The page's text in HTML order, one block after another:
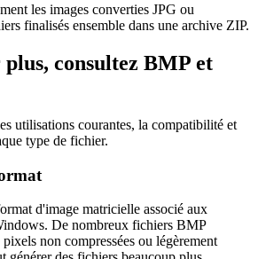
les images converties JPG ou
finalisés ensemble dans une archive ZIP.
consultez BMP et
utilisations courantes, la compatibilité et
type de fichier.
d'image matricielle associé aux
De nombreux fichiers BMP
non compressées ou légèrement